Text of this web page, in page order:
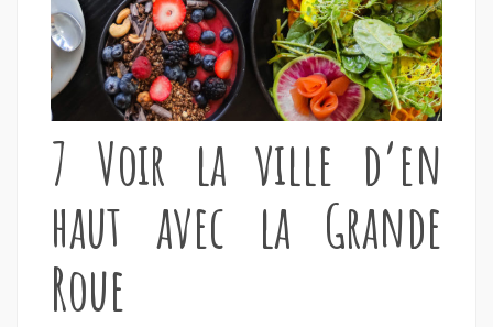
7 Voir la ville d’en
haut avec la Grande
Roue